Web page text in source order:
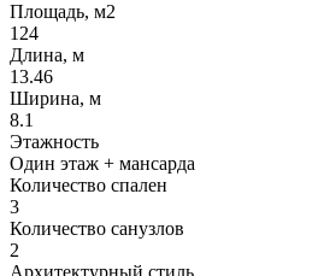
Площадь, м2
124
Длина, м
13.46
Ширина, м
8.1
Этажность
Один этаж + мансарда
Количество спален
3
Количество санузлов
2
Архитектурный стиль